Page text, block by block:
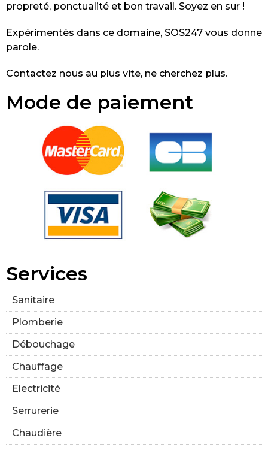
Mode de paiement
Services
Sanitaire
Plomberie
Débouchage
Chauffage
Electricité
Serrurerie
Chaudière
propreté, ponctualité et bon travail. Soyez en sur !
Expérimentés dans ce domaine, SOS247 vous donne
parole.
Contactez nous au plus vite, ne cherchez plus.